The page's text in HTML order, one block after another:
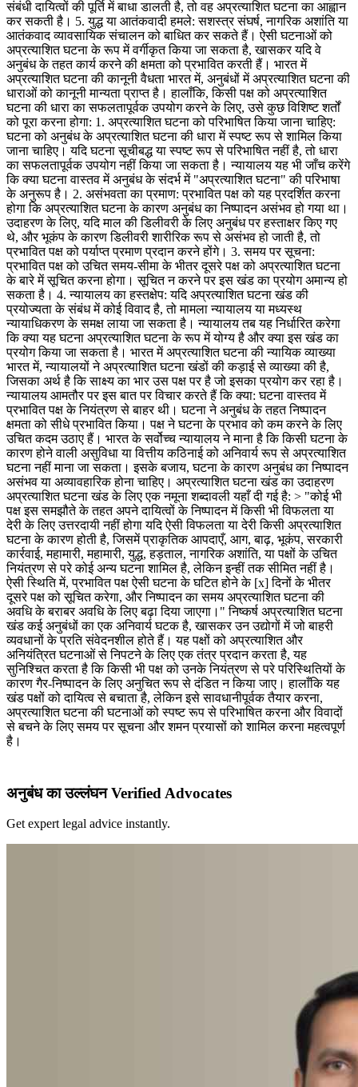
संबंधी दायित्वों की पूर्ति में बाधा डालती है, तो वह अप्रत्याशित घटना का आह्वान
कर सकती है। 5. युद्ध या आतंकवादी हमले: सशस्त्र संघर्ष, नागरिक अशांति या
आतंकवाद व्यावसायिक संचालन को बाधित कर सकते हैं। ऐसी घटनाओं को
अप्रत्याशित घटना के रूप में वर्गीकृत किया जा सकता है, खासकर यदि वे
अनुबंध के तहत कार्य करने की क्षमता को प्रभावित करती हैं। भारत में
अप्रत्याशित घटना की कानूनी वैधता भारत में, अनुबंधों में अप्रत्याशित घटना की
धाराओं को कानूनी मान्यता प्राप्त है। हालाँकि, किसी पक्ष को अप्रत्याशित
घटना की धारा का सफलतापूर्वक उपयोग करने के लिए, उसे कुछ विशिष्ट शर्तों
को पूरा करना होगा: 1. अप्रत्याशित घटना को परिभाषित किया जाना चाहिए:
घटना को अनुबंध के अप्रत्याशित घटना की धारा में स्पष्ट रूप से शामिल किया
जाना चाहिए। यदि घटना सूचीबद्ध या स्पष्ट रूप से परिभाषित नहीं है, तो धारा
का सफलतापूर्वक उपयोग नहीं किया जा सकता है। न्यायालय यह भी जाँच करेंगे
कि क्या घटना वास्तव में अनुबंध के संदर्भ में "अप्रत्याशित घटना" की परिभाषा
के अनुरूप है। 2. असंभवता का प्रमाण: प्रभावित पक्ष को यह प्रदर्शित करना
होगा कि अप्रत्याशित घटना के कारण अनुबंध का निष्पादन असंभव हो गया था।
उदाहरण के लिए, यदि माल की डिलीवरी के लिए अनुबंध पर हस्ताक्षर किए गए
थे, और भूकंप के कारण डिलीवरी शारीरिक रूप से असंभव हो जाती है, तो
प्रभावित पक्ष को पर्याप्त प्रमाण प्रदान करने होंगे। 3. समय पर सूचना:
प्रभावित पक्ष को उचित समय-सीमा के भीतर दूसरे पक्ष को अप्रत्याशित घटना
के बारे में सूचित करना होगा। सूचित न करने पर इस खंड का प्रयोग अमान्य हो
सकता है। 4. न्यायालय का हस्तक्षेप: यदि अप्रत्याशित घटना खंड की
प्रयोज्यता के संबंध में कोई विवाद है, तो मामला न्यायालय या मध्यस्थ
न्यायाधिकरण के समक्ष लाया जा सकता है। न्यायालय तब यह निर्धारित करेगा
कि क्या यह घटना अप्रत्याशित घटना के रूप में योग्य है और क्या इस खंड का
प्रयोग किया जा सकता है। भारत में अप्रत्याशित घटना की न्यायिक व्याख्या
भारत में, न्यायालयों ने अप्रत्याशित घटना खंडों की कड़ाई से व्याख्या की है,
जिसका अर्थ है कि साक्ष्य का भार उस पक्ष पर है जो इसका प्रयोग कर रहा है।
न्यायालय आमतौर पर इस बात पर विचार करते हैं कि क्या: घटना वास्तव में
प्रभावित पक्ष के नियंत्रण से बाहर थी। घटना ने अनुबंध के तहत निष्पादन
क्षमता को सीधे प्रभावित किया। पक्ष ने घटना के प्रभाव को कम करने के लिए
उचित कदम उठाए हैं। भारत के सर्वोच्च न्यायालय ने माना है कि किसी घटना के
कारण होने वाली असुविधा या वित्तीय कठिनाई को अनिवार्य रूप से अप्रत्याशित
घटना नहीं माना जा सकता। इसके बजाय, घटना के कारण अनुबंध का निष्पादन
असंभव या अव्यावहारिक होना चाहिए। अप्रत्याशित घटना खंड का उदाहरण
अप्रत्याशित घटना खंड के लिए एक नमूना शब्दावली यहाँ दी गई है: > "कोई भी
पक्ष इस समझौते के तहत अपने दायित्वों के निष्पादन में किसी भी विफलता या
देरी के लिए उत्तरदायी नहीं होगा यदि ऐसी विफलता या देरी किसी अप्रत्याशित
घटना के कारण होती है, जिसमें प्राकृतिक आपदाएँ, आग, बाढ़, भूकंप, सरकारी
कार्रवाई, महामारी, महामारी, युद्ध, हड़ताल, नागरिक अशांति, या पक्षों के उचित
नियंत्रण से परे कोई अन्य घटना शामिल है, लेकिन इन्हीं तक सीमित नहीं है।
ऐसी स्थिति में, प्रभावित पक्ष ऐसी घटना के घटित होने के [x] दिनों के भीतर
दूसरे पक्ष को सूचित करेगा, और निष्पादन का समय अप्रत्याशित घटना की
अवधि के बराबर अवधि के लिए बढ़ा दिया जाएगा।" निष्कर्ष अप्रत्याशित घटना
खंड कई अनुबंधों का एक अनिवार्य घटक है, खासकर उन उद्योगों में जो बाहरी
व्यवधानों के प्रति संवेदनशील होते हैं। यह पक्षों को अप्रत्याशित और
अनियंत्रित घटनाओं से निपटने के लिए एक तंत्र प्रदान करता है, यह
सुनिश्चित करता है कि किसी भी पक्ष को उनके नियंत्रण से परे परिस्थितियों के
कारण गैर-निष्पादन के लिए अनुचित रूप से दंडित न किया जाए। हालाँकि यह
खंड पक्षों को दायित्व से बचाता है, लेकिन इसे सावधानीपूर्वक तैयार करना,
अप्रत्याशित घटना की घटनाओं को स्पष्ट रूप से परिभाषित करना और विवादों
से बचने के लिए समय पर सूचना और शमन प्रयासों को शामिल करना महत्वपूर्ण
है।
अनुबंध का उल्लंघन Verified Advocates
Get expert legal advice instantly.